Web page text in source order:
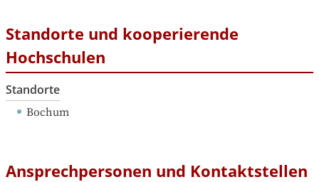
Standorte und kooperierende
Hochschulen
Standorte
Bochum
Ansprechpersonen und Kontaktstellen